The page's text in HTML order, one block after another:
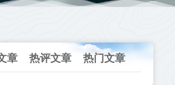
章 热评文章 热门文章